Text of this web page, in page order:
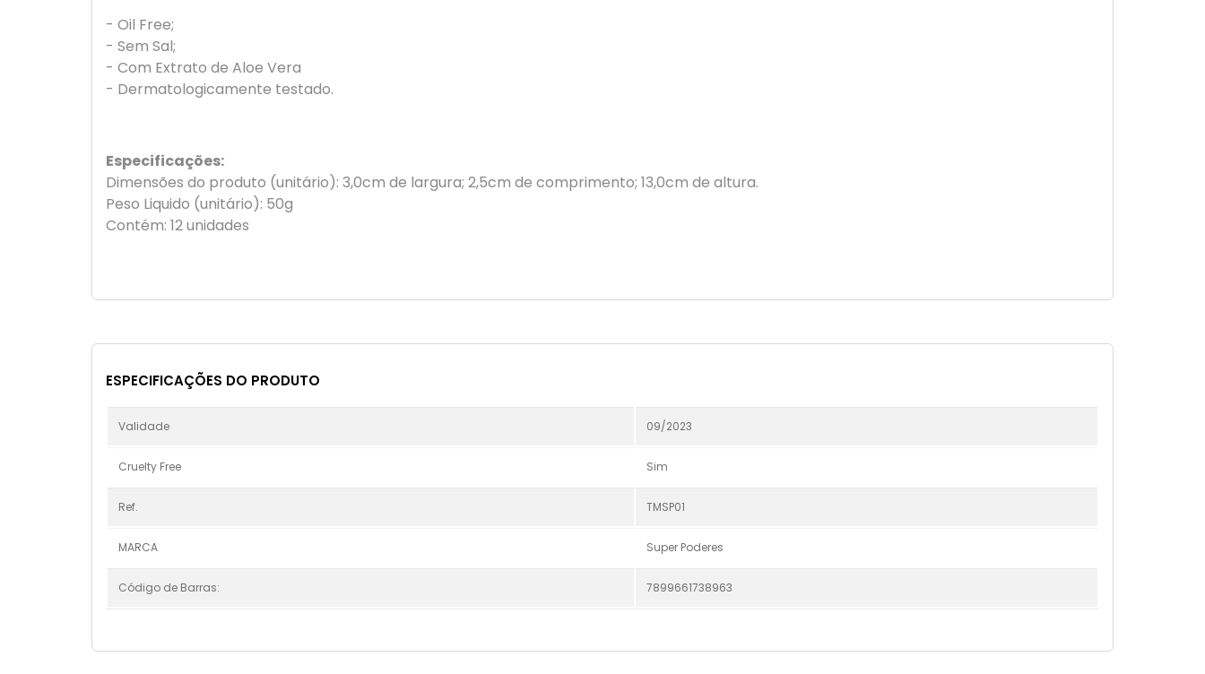
- Oil Free;
- Sem Sal;
- Com Extrato de Aloe Vera
- Dermatologicamente testado.
Especificações:
Dimensões do produto (unitário): 3,0cm de largura; 2,5cm de comprimento; 13,0cm de altura.
Peso Liquido (unitário): 50g
Contém: 12 unidades
ESPECIFICAÇÕES DO PRODUTO
Validade 09/2023
Cruelty Free Sim
Ref. TMSP01
MARCA Super Poderes
Código de Barras: 7899661738963